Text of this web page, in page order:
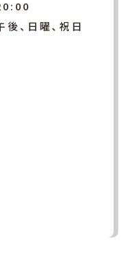
、日曜、祝日